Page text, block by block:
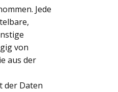
Jede
von
aus der
der Daten